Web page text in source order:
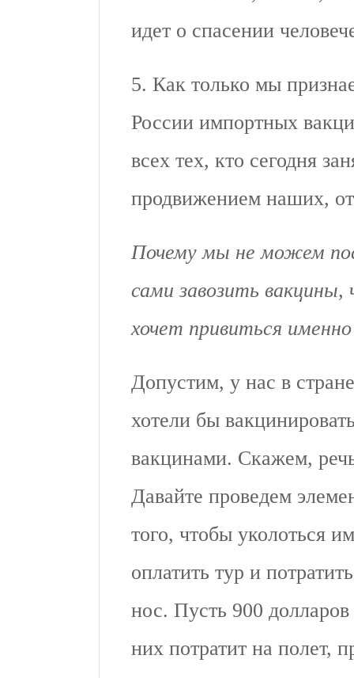
идет о спасении
5. Как только мы
России импортных
всех тех, кто сегодня
продвижением наших,
Почему мы не можем
сами завозить
хочет привиться
Допустим, у нас в
хотели бы
вакцинами. Скажем,
Давайте проведем
того, чтобы уколоться
оплатить тур и
нос. Пусть 900
них потратит на полет,